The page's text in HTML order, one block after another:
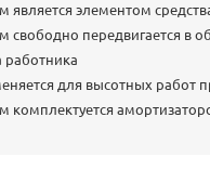
является элементом
свободно передвигается в
работника
для высотных работ
комплектуется